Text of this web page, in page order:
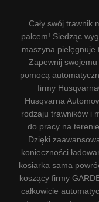
Cały swój trawnik
palcem! Siedząc
maszyna pielęgnuje
Zapewnij
pomocą
firmy
Husqvarna
rodzaju trawników i
do pracy na
Dzięki
konieczności
kosiarka sama
koszący firmy
całkowicie